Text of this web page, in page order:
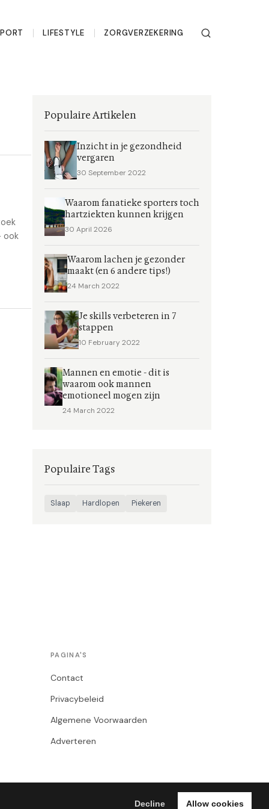
Decline Allow cookies
LIFESTYLE ZORGVERZEKERING
ook
Populaire Artikelen
Inzicht in je gezondheid
vergaren
30 September 2022
Waarom fanatieke sporters toch
hartziekten kunnen krijgen
30 April 2026
Waarom lachen je gezonder
maakt (en 6 andere tips!)
24 March 2022
Je skills verbeteren in 7
stappen
10 February 2022
Mannen en emotie - dit is
waarom ook mannen
emotioneel mogen zijn
24 March 2022
Populaire Tags
Slaap Hardlopen Piekeren
PAGINA'S
Contact
Privacybeleid
Algemene Voorwaarden
Adverteren